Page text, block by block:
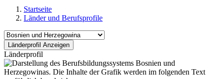
Startseite
Länder und Berufsprofile
Länderprofil